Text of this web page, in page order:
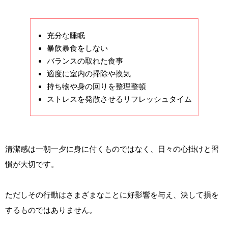
充分な睡眠
暴飲暴食をしない
バランスの取れた食事
適度に室内の掃除や換気
持ち物や身の回りを整理整頓
ストレスを発散させるリフレッシュタイム
清潔感は一朝一夕に身に付くものではなく、日々の心掛けと習
慣が大切です。
ただしその行動はさまざまなことに好影響を与え、決して損を
するものではありません。